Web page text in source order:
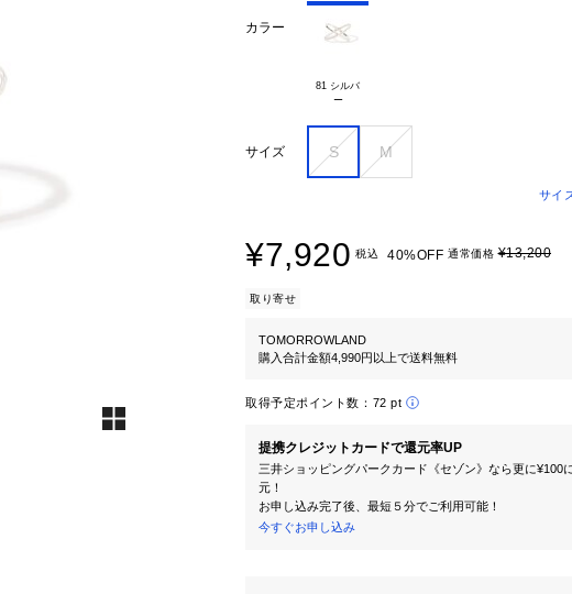
カラー
81 シルバ
ー
サイズ S M
サイ
¥7,920 税込 40%OFF 通常価格¥13,200
取り寄せ
TOMORROWLAND
購入合計金額4,990円以上で送料無料
取得予定ポイント数： 72 pt
提携クレジットカードで還元率UP
三井ショッピングパークカード《セゾン》なら更に¥100
元！
お申し込み完了後、最短５分でご利用可能！
今すぐお申し込み